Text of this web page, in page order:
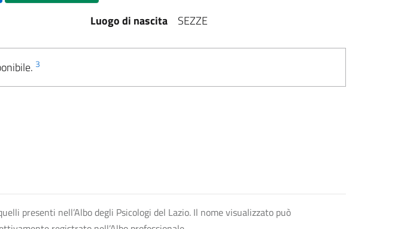
Luogo di nascita SEZZE
3
presenti nell’Albo degli Psicologi del Lazio. Il nome visualizzato può